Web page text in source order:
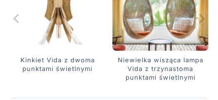
Kinkiet Vida z dwoma
punktami świetlnymi
Niewielka wisząca lampa
Vida z trzynastoma
punktami świetlnymi